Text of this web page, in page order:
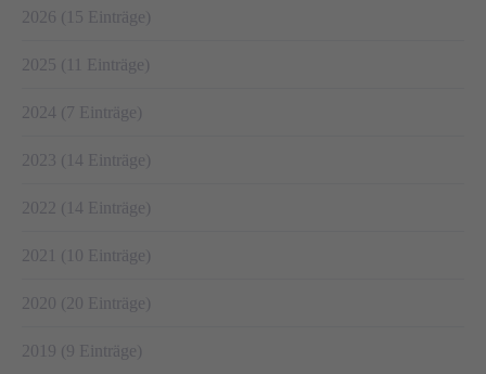
2026 (15 Einträge)
2025 (11 Einträge)
2024 (7 Einträge)
2023 (14 Einträge)
2022 (14 Einträge)
2021 (10 Einträge)
2020 (20 Einträge)
2019 (9 Einträge)